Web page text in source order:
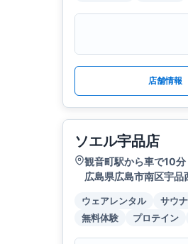
店舗情報
ソエル宇品店
観音町駅から車で10分
広島県広島市南区宇
ウェアレンタル サウナ
無料体験
プロテイン